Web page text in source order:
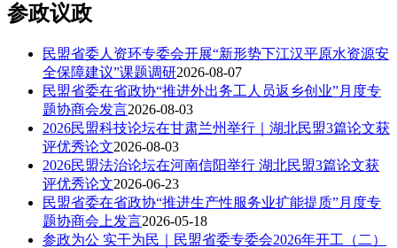
参政议政
民盟省委人资环专委会开展“新形势下江汉平原水资源安
全保障建议”课题调研2026-08-07
民盟省委在省政协“推进外出务工人员返乡创业”月度专
题协商会发言2026-08-03
2026民盟科技论坛在甘肃兰州举行｜湖北民盟3篇论文获
评优秀论文2026-08-03
2026民盟法治论坛在河南信阳举行 湖北民盟3篇论文获
评优秀论文2026-06-23
民盟省委在省政协“推进生产性服务业扩能提质”月度专
题协商会上发言2026-05-18
参政为公 实干为民｜民盟省委专委会2026年开工（二）